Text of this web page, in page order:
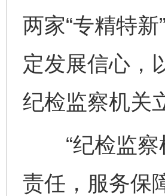
两家“专精特
定发展信心，
纪检监察机关
“纪检监察
责任，服务保